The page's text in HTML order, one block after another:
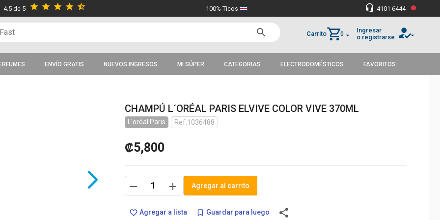
4.5 de 5 star star star star star_half 100% Ticos headset_mic 4101 6444 •
search Carritoshopping_cart0 arrow_drop_down
Ingresar
o registrarse how_to_reg
arrow_drop_down
ENVÍO GRATIS NUEVOS INGRESOS MI SÚPER CATEGORIAS ELECTRODOMÉSTICOS FAVORITOS
CHAMPÚ L´ORÉAL PARIS ELVIVE COLOR VIVE 370ML
L'oréal Paris Ref.1036488
₡5,800
remove add Agregar al carrito
favorite_border Agregar a lista bookmark_border Guardar para luego share